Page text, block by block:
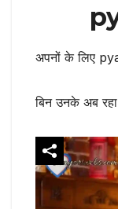
अपनों के लिए
बिन उनके अब